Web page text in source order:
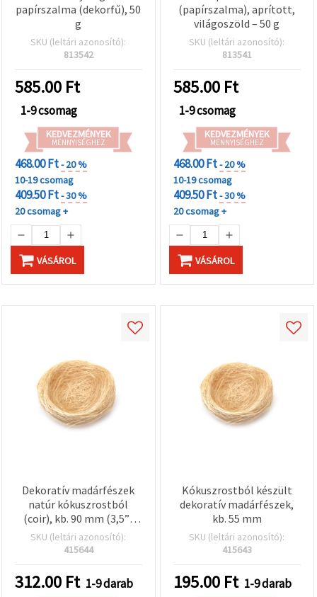
gombra
mindet
papírszalma (dekorfű), 50
g
SKU (leltári azonosító):
813542
585.00 Ft
1-9 csomag
KEDVEZMÉNYEK
MENNYISÉGHEZ
468.00 Ft- 20 %
10-19 csomag
409.50 Ft- 30 %
20 csomag +
VÁSÁROL
(papírszalma), aprított,
világoszöld – 50 g
SKU (leltári azonosító):
813541
585.00 Ft
1-9 csomag
KEDVEZMÉNYEK
MENNYISÉGHEZ
468.00 Ft- 20 %
10-19 csomag
409.50 Ft- 30 %
20 csomag +
VÁSÁROL
Dekoratív madárfészek
natúr kókuszrostból
(coir), kb. 90 mm (3,5”)
átmérő, barna – mini
fészek DIY
virágkötészethez, húsvéti
dekorációhoz,
SKU (leltári azonosító):
415644
312.00 Ft 1-9 darab
Kókuszrostból készült
dekoratív madárfészek,
kb. 55 mm
SKU (leltári azonosító):
415643
195.00 Ft 1-9 darab